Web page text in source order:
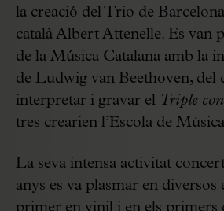
la creació del Trio de
català Albert Attenelle. Es van
de la Música Catalana amb la
de Ludwig van Beethoven, del
interpretar i gravar el Triple
tres crearien l’Escola de
La seva intensa activitat
anys es va plasmar en diversos